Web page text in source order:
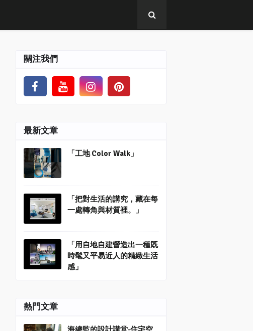
關注我們
最新文章
「工地 Color Walk」
「把對生活的講究，藏在每
一處轉角與材質裡。」
「用自地自建營造出一種既
時髦又平易近人的精緻生活
感」
熱門文章